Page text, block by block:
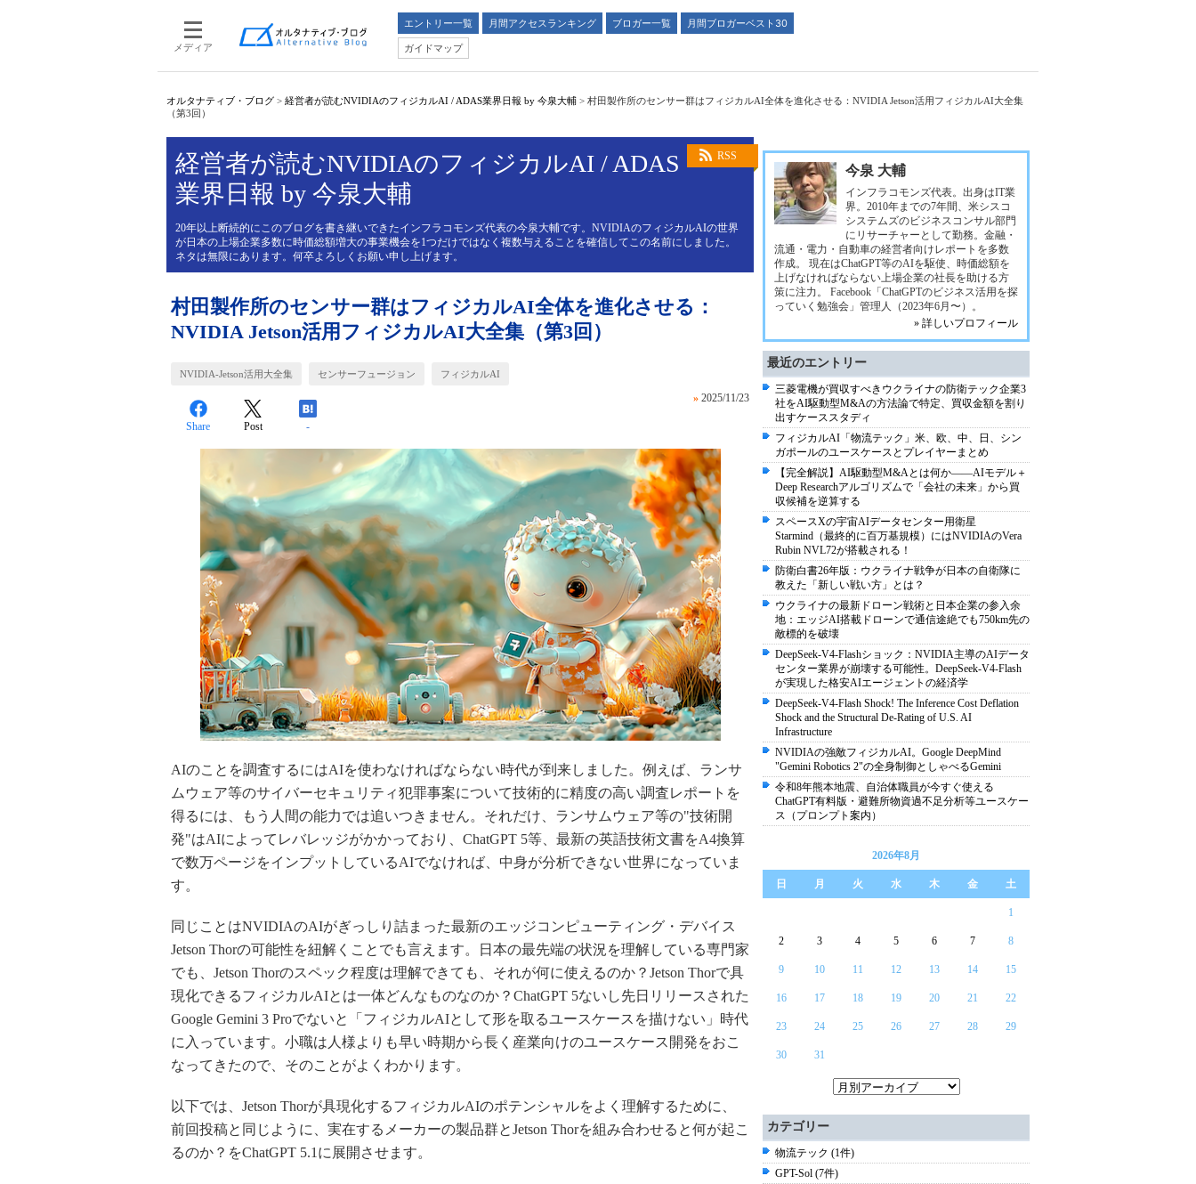
メディア
エントリー一覧 月間アクセスランキング ブロガー一覧
月間ブロガーベスト30
ガイドマップ
オルタナティブ・ブログ > 経営者が読むNVIDIAのフィジカルAI / ADAS業界日報 by 今泉大輔 > 村田製作所のセンサー群はフィジカルAI全体を進化させる：NVIDIA Jetson活用フィジカルAI大全集
（第3回）
RSS
経営者が読むNVIDIAのフィジカルAI / ADAS
業界日報 by 今泉大輔
20年以上断続的にこのブログを書き継いできたインフラコモンズ代表の今泉大輔です。NVIDIAのフィジカルAIの世界
が日本の上場企業多数に時価総額増大の事業機会を1つだけではなく複数与えることを確信してこの名前にしました。
ネタは無限にあります。何卒よろしくお願い申し上げます。
村田製作所のセンサー群はフィジカルAI全体を進化させる：
NVIDIA Jetson活用フィジカルAI大全集（第3回）
NVIDIA-Jetson活用大全集 センサーフュージョン フィジカルAI
» 2025/11/23
Share Post -
AIのことを調査するにはAIを使わなければならない時代が到来しました。例えば、ランサ
ムウェア等のサイバーセキュリティ犯罪事案について技術的に精度の高い調査レポートを
得るには、もう人間の能力では追いつきません。それだけ、ランサムウェア等の"技術開
発"はAIによってレバレッジがかかっており、ChatGPT 5等、最新の英語技術文書をA4換算
で数万ページをインプットしているAIでなければ、中身が分析できない世界になっていま
す。
同じことはNVIDIAのAIがぎっしり詰まった最新のエッジコンピューティング・デバイス
Jetson Thorの可能性を紐解くことでも言えます。日本の最先端の状況を理解している専門家
でも、Jetson Thorのスペック程度は理解できても、それが何に使えるのか？Jetson Thorで具
現化できるフィジカルAIとは一体どんなものなのか？ChatGPT 5ないし先日リリースされた
Google Gemini 3 Proでないと「フィジカルAIとして形を取るユースケースを描けない」時代
に入っています。小職は人様よりも早い時期から長く産業向けのユースケース開発をおこ
なってきたので、そのことがよくわかります。
以下では、Jetson Thorが具現化するフィジカルAIのポテンシャルをよく理解するために、
前回投稿と同じように、実在するメーカーの製品群とJetson Thorを組み合わせると何が起こ
るのか？をChatGPT 5.1に展開させます。
今泉 大輔
インフラコモンズ代表。出身はIT業
界。2010年までの7年間、米シスコ
システムズのビジネスコンサル部門
にリサーチャーとして勤務。金融・
流通・電力・自動車の経営者向けレポートを多数
作成。 現在はChatGPT等のAIを駆使、時価総額を
上げなければならない上場企業の社長を助ける方
策に注力。 Facebook「ChatGPTのビジネス活用を探
っていく勉強会」管理人（2023年6月〜）。
» 詳しいプロフィール
最近のエントリー
三菱電機が買収すべきウクライナの防衛テック企業3
社をAI駆動型M&Aの方法論で特定、買収金額を割り
出すケーススタディ
フィジカルAI「物流テック」米、欧、中、日、シン
ガポールのユースケースとプレイヤーまとめ
【完全解説】AI駆動型M&Aとは何か――AIモデル＋
Deep Researchアルゴリズムで「会社の未来」から買
収候補を逆算する
スペースXの宇宙AIデータセンター用衛星
Starmind（最終的に百万基規模）にはNVIDIAのVera
Rubin NVL72が搭載される！
防衛白書26年版：ウクライナ戦争が日本の自衛隊に
教えた「新しい戦い方」とは？
ウクライナの最新ドローン戦術と日本企業の参入余
地：エッジAI搭載ドローンで通信途絶でも750km先の
敵標的を破壊
DeepSeek-V4-Flashショック：NVIDIA主導のAIデータ
センター業界が崩壊する可能性。DeepSeek-V4-Flash
が実現した格安AIエージェントの経済学
DeepSeek-V4-Flash Shock! The Inference Cost Deflation
Shock and the Structural De-Rating of U.S. AI
Infrastructure
NVIDIAの強敵フィジカルAI。Google DeepMind
"Gemini Robotics 2"の全身制御としゃべるGemini
令和8年熊本地震、自治体職員が今すぐ使える
ChatGPT有料版・避難所物資過不足分析等ユースケー
ス（プロンプト案内）
2026年8月
日 月 火 水 木 金 土
1
2 3 4 5 6 7 8
9 10 11 12 13 14 15
16 17 18 19 20 21 22
23 24 25 26 27 28 29
30 31
カテゴリー
物流テック (1件)
GPT-Sol (7件)